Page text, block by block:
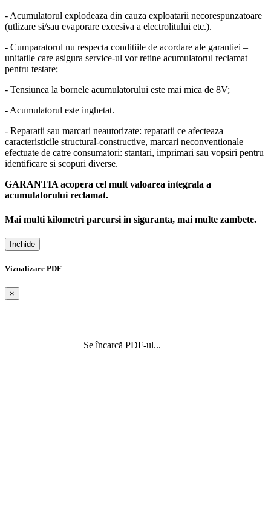
- Acumulatorul explodeaza din cauza exploatarii necorespunzatoare
(utlizare si/sau evaporare excesiva a electrolitului etc.).
- Cumparatorul nu respecta conditiile de acordare ale garantiei –
unitatile care asigura service-ul vor retine acumulatorul reclamat
pentru testare;
- Tensiunea la bornele acumulatorului este mai mica de 8V;
- Acumulatorul este inghetat.
- Reparatii sau marcari neautorizate: reparatii ce afecteaza
caracteristicile structural-constructive, marcari neconventionale
efectuate de catre consumatori: stantari, imprimari sau vopsiri pentru
identificare si scopuri diverse.
GARANTIA acopera cel mult valoarea integrala a
acumulatorului reclamat.
Mai multi kilometri parcursi in siguranta, mai multe zambete.
Inchide
Vizualizare PDF
×
Se încarcă PDF-ul...